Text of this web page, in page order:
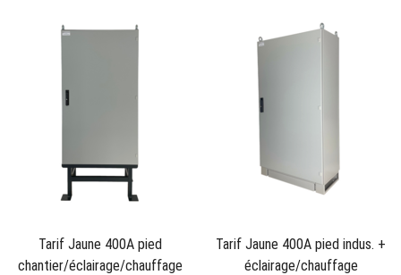
Tarif Jaune 400A pied
chantier/éclairage/chauffage
Tarif Jaune 400A pied indus. +
éclairage/chauffage